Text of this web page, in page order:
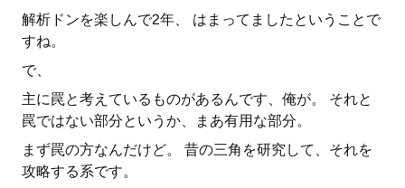
解析ドンを楽しんで2年、 はまってましたということで
すね。
で、
主に罠と考えているものがあるんです、俺が。 それと
罠ではない部分というか、まあ有用な部分。
まず罠の方なんだけど。 昔の三角を研究して、それを
攻略する系です。